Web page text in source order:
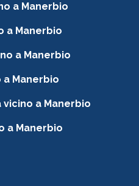
a Manerbio
a Manerbio
a Manerbio
a Manerbio
a Manerbio
a Manerbio